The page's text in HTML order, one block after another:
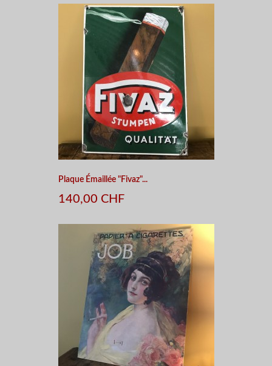
Plaque Émaillée "Fivaz"...
140,00 CHF